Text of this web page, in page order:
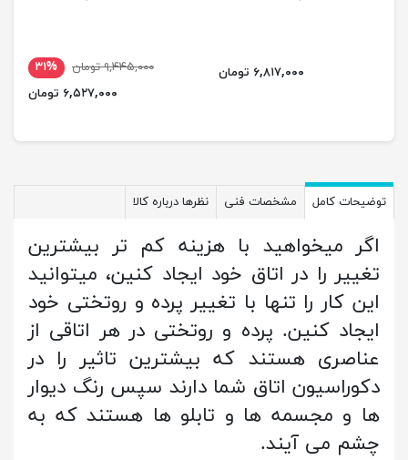
۶,۸۱۷,۰۰۰ تومان ۹,۴۴۵,۰۰۰ تومان
۳۱%
۶,۵۲۷,۰۰۰ تومان
توضیحات کامل مشخصات فنی نظرها درباره کالا
اگر میخواهید با هزینه کم تر بیشترین
تغییر را در اتاق خود ایجاد کنین، میتوانید
این کار را تنها با تغییر پرده و روتختی خود
ایجاد کنین. پرده و روتختی در هر اتاقی از
عناصری هستند که بیشترین تاثیر را در
دکوراسیون اتاق شما دارند سپس رنگ دیوار
ها و مجسمه ها و تابلو ها هستند که به
چشم می آیند.